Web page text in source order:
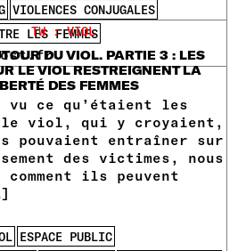
VIOLENCES CONJUGALES
LES FEMMES
TW : VIOL
DU VIOL. PARTIE 3 : LES
LE VIOL RESTREIGNENT LA
DES FEMMES
vu ce qu’étaient les
le viol, qui y croyaient,
pouvaient entraîner sur
des victimes, nous
ils peuvent
ESPACE PUBLIC